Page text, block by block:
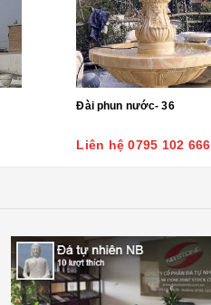
Đài phun nước- 36
Liên hệ 0795 102 666